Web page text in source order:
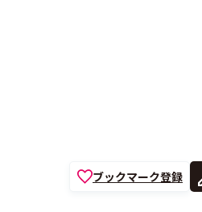
ブックマーク登録